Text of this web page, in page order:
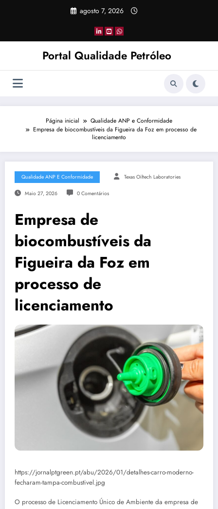
agosto 7, 2026
Portal Qualidade Petróleo
Página inicial
Qualidade ANP e Conformidade
Empresa de biocombustíveis da Figueira da Foz em processo de
licenciamento
Qualidade ANP E Conformidade Texas Oiltech Laboratories
Maio 27, 2026 0 Comentários
Empresa de
biocombustíveis da
Figueira da Foz em
processo de
licenciamento
https://jornalptgreen.pt/abu/2026/01/detalhes-carro-moderno-
fecharam-tampa-combustivel.jpg
O processo de Licenciamento Único de Ambiente da empresa de